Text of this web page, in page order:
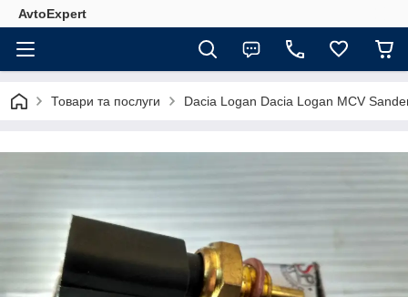
AvtoExpert
Товари та послуги Dacia Logan Dacia Logan MCV